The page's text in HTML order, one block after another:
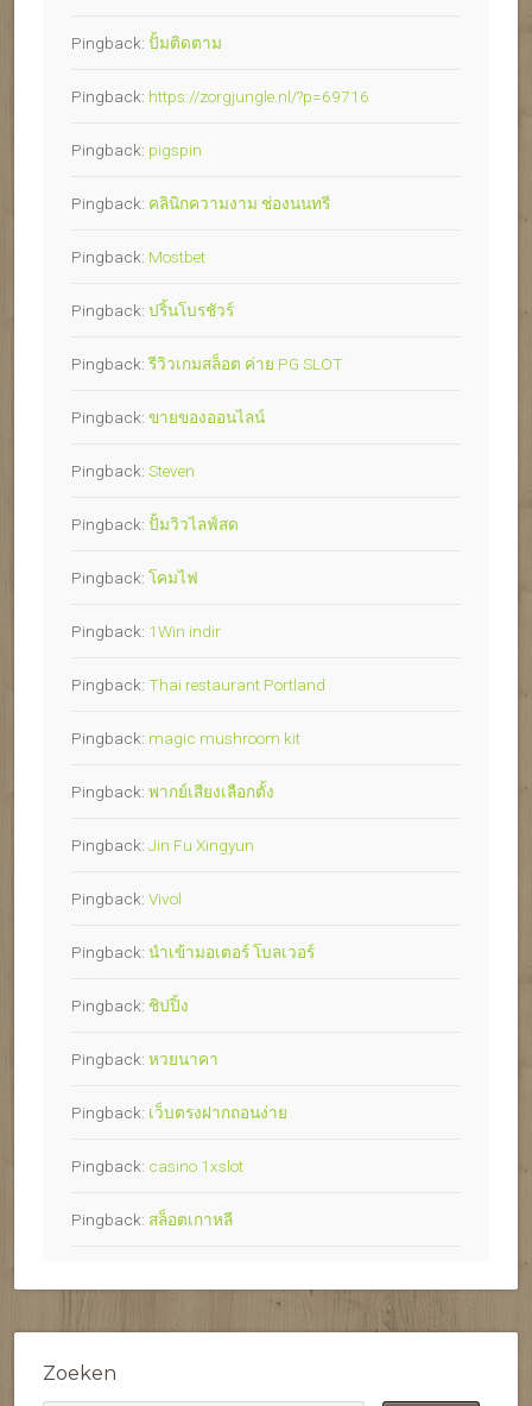
Pingback: ปั้มติดตาม
Pingback: https://zorgjungle.nl/?p=69716
Pingback: pigspin
Pingback: คลินิกความงาม ช่องนนทรี
Pingback: Mostbet
Pingback: ปริ้นโบรชัวร์
Pingback: รีวิวเกมสล็อต ค่าย PG SLOT
Pingback: ขายของออนไลน์
Pingback: Steven
Pingback: ปั้มวิวไลฟ์สด
Pingback: โคมไฟ
Pingback: 1Win indir
Pingback: Thai restaurant Portland
Pingback: magic mushroom kit
Pingback: พากย์เสียงเลือกตั้ง
Pingback: Jin Fu Xingyun
Pingback: Vivol
Pingback: นำเข้ามอเตอร์ โบลเวอร์
Pingback: ชิปปิ้ง
Pingback: หวยนาคา
Pingback: เว็บตรงฝากถอนง่าย
Pingback: casino 1xslot
Pingback: สล็อตเกาหลี
Zoeken